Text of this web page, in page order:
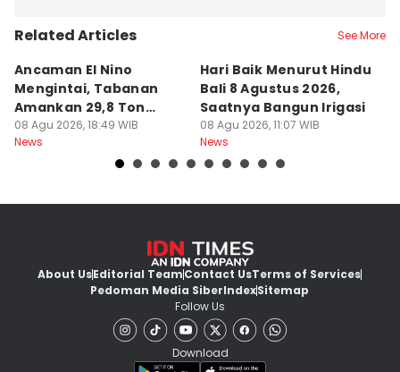
Related Articles See More
Ancaman El Nino
Mengintai, Tabanan
Amankan 29,8 Ton
Beras
08 Agu 2026, 18:49 WIB
News
Hari Baik Menurut Hindu
Bali 8 Agustus 2026,
Saatnya Bangun Irigasi
08 Agu 2026, 11:07 WIB
News
About UsEditorial TeamContact UsTerms of Services
Pedoman Media SiberIndexSitemap
Follow Us
Download